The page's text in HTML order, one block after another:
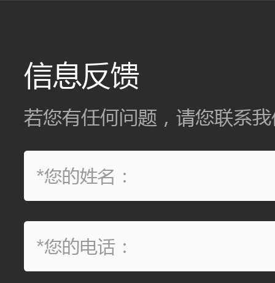
信息反馈
若您有任何问题，请您联系